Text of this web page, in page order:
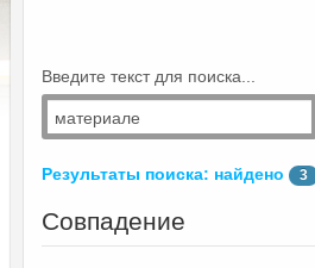
Введите текст для поиска...
Результаты поиска: найдено 3
Совпадение